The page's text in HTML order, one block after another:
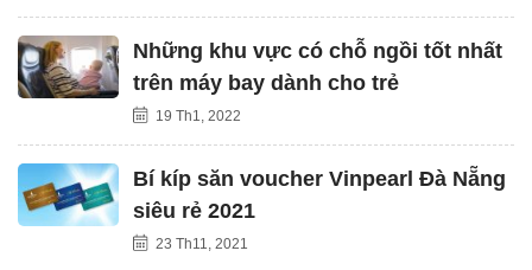
Những khu vực có chỗ ngồi tốt nhất
trên máy bay dành cho trẻ
19 Th1, 2022
Bí kíp săn voucher Vinpearl Đà Nẵng
siêu rẻ 2021
23 Th11, 2021